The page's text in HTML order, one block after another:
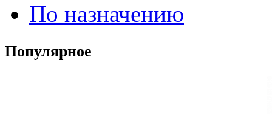
По назначению
Популярное